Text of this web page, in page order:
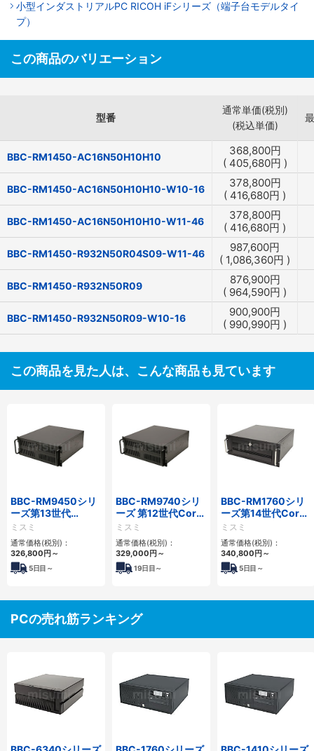
小型インダストリアルPC RICOH iFシリーズ（端子台モデルタイ
プ）
この商品のバリエーション
型番
通常単価(税別)
(税込単価)
BBC-RM1450-AC16N50H10H10 368,800円
( 405,680円 )
BBC-RM1450-AC16N50H10H10-W10-16 378,800円
( 416,680円 )
BBC-RM1450-AC16N50H10H10-W11-46 378,800円
( 416,680円 )
BBC-RM1450-R932N50R04S09-W11-46 987,600円
( 1,086,360円 )
BBC-RM1450-R932N50R09 876,900円
( 964,590円 )
BBC-RM1450-R932N50R09-W10-16 900,900円
( 990,990円 )
この商品を見た人は、こんな商品も見ています
BBC-RM9450シリ
ーズ第13世代
Core・12世代
Celeron対応ラック
マウント4PCIe
ミスミ
通常価格(税別)：
326,800円～
5日目～
BBC-RM9740シリ
ーズ 第12世代Core
対応ラックマウント
FAPC4PCI・3PCIe
ミスミ
通常価格(税別)：
329,000円～
19日目～
BBC-RM1760シリ
ーズ第14世代Core
対応ラックマウント
3PCIe
ミスミ
通常価格(税別)：
340,800円～
5日目～
PCの売れ筋ランキング